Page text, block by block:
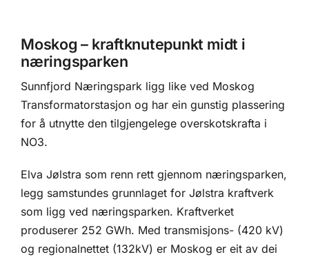
Moskog – kraftknutepunkt midt i
næringsparken
Sunnfjord Næringspark ligg like ved Moskog
Transformatorstasjon og har ein gunstig plassering
for å utnytte den tilgjengelege overskotskrafta i
NO3.
Elva Jølstra som renn rett gjennom næringsparken,
legg samstundes grunnlaget for Jølstra kraftverk
som ligg ved næringsparken. Kraftverket
produserer 252 GWh. Med transmisjons- (420 kV)
og regionalnettet (132kV) er Moskog er eit av dei